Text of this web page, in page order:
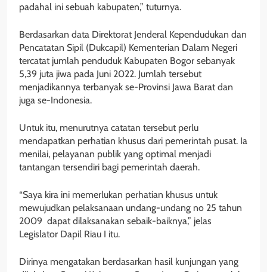
padahal ini sebuah kabupaten,” tuturnya.
Berdasarkan data Direktorat Jenderal Kependudukan dan
Pencatatan Sipil (Dukcapil) Kementerian Dalam Negeri
tercatat jumlah penduduk Kabupaten Bogor sebanyak
5,39 juta jiwa pada Juni 2022. Jumlah tersebut
menjadikannya terbanyak se-Provinsi Jawa Barat dan
juga se-Indonesia.
Untuk itu, menurutnya catatan tersebut perlu
mendapatkan perhatian khusus dari pemerintah pusat. Ia
menilai, pelayanan publik yang optimal menjadi
tantangan tersendiri bagi pemerintah daerah.
“Saya kira ini memerlukan perhatian khusus untuk
mewujudkan pelaksanaan undang-undang no 25 tahun
2009 dapat dilaksanakan sebaik-baiknya,” jelas
Legislator Dapil Riau I itu.
Dirinya mengatakan berdasarkan hasil kunjungan yang